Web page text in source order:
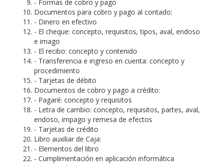
- Formas de cobro y pago
Documentos para cobro y pago al contado:
- Dinero en efectivo
- El cheque: concepto, requisitos, tipos, aval, endoso
e imago
- El recibo: concepto y contenido
- Transferencia e ingreso en cuenta: concepto y
procedimiento
- Tarjetas de débito
Documentos de cobro y pago a crédito:
- Pagaré: concepto y requisitos
- Letra de cambio: concepto, requisitos, partes, aval,
endoso, impago y remesa de efectos
- Tarjetas de crédito
Libro auxiliar de Caja:
- Elementos del libro
- Cumplimentación en aplicación informática